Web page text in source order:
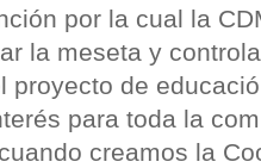
por la cual la
la meseta y
proyecto de
para toda la
creamos la